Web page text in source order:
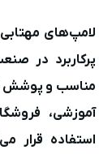
لامپ‌های
پرکاربرد در
مناسب و پوشش
آموزشی،
استفاده قرار